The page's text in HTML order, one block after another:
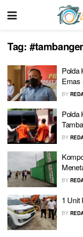
Tag:
Polda
Emas
BY
Polda
BY
BY
1 Unit
BY